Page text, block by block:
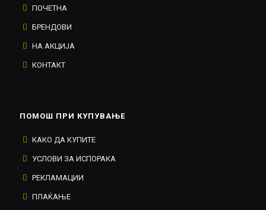
ПОЧЕТНА
БРЕНДОВИ
НА АКЦИЈА
КОНТАКТ
ПОМОШ ПРИ КУПУВАЊЕ
КАКО ДА КУПИТЕ
УСЛОВИ ЗА ИСПОРАКА
РЕКЛАМАЦИИ
ПЛАЌАЊЕ